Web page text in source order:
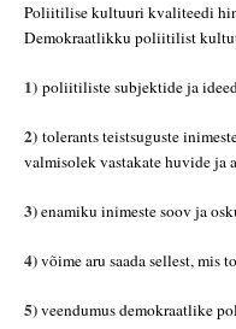
Poliitilise kultuuri kvaliteedi
Demokraatlikku poliitilist
1) poliitiliste subjektide ja
2) tolerants teistsuguste
valmisolek vastakate huvide ja
3)enamiku inimeste soov ja
4)võime aru saada sellest,
5)veendumus demokraatlike